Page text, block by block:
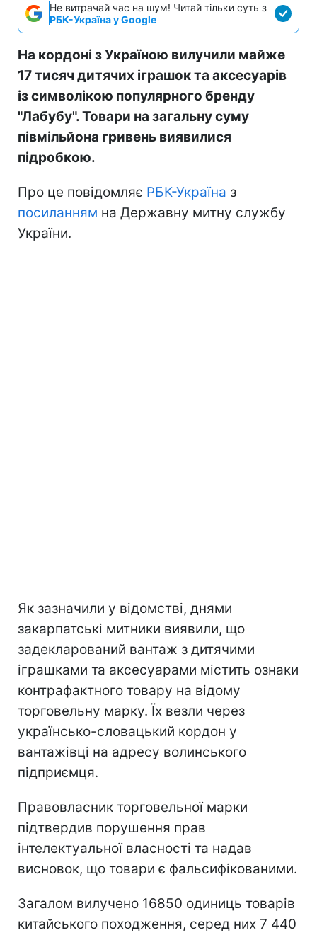
Не витрачай час на шум! Читай тільки суть з
РБК-Україна у Google
На кордоні з Україною вилучили майже
17 тисяч дитячих іграшок та аксесуарів
із символікою популярного бренду
"Лабубу". Товари на загальну суму
півмільйона гривень виявилися
підробкою.
Про це повідомляє РБК-Україна з
посиланням на Державну митну службу
України.
Як зазначили у відомстві, днями
закарпатські митники виявили, що
задекларований вантаж з дитячими
іграшками та аксесуарами містить ознаки
контрафактного товару на відому
торговельну марку. Їх везли через
українсько-словацький кордон у
вантажівці на адресу волинського
підприємця.
Правовласник торговельної марки
підтвердив порушення прав
інтелектуальної власності та надав
висновок, що товари є фальсифікованими.
Загалом вилучено 16850 одиниць товарів
китайського походження, серед них 7 440